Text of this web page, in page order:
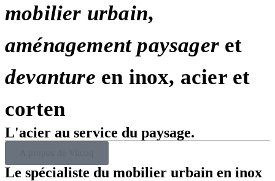
mobilier urbain,
aménagement paysager et
devanture en inox, acier et
corten
L'acier au service du paysage.
Le spécialiste du mobilier urbain en inox